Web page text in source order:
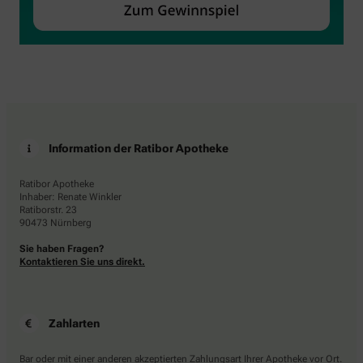
Information der Ratibor Apotheke
Ratibor Apotheke
Inhaber: Renate Winkler
Ratiborstr. 23
90473 Nürnberg
Sie haben Fragen?
Kontaktieren Sie uns direkt.
Zahlarten
Bar oder mit einer anderen akzeptierten Zahlungsart Ihrer Apotheke vor Ort.